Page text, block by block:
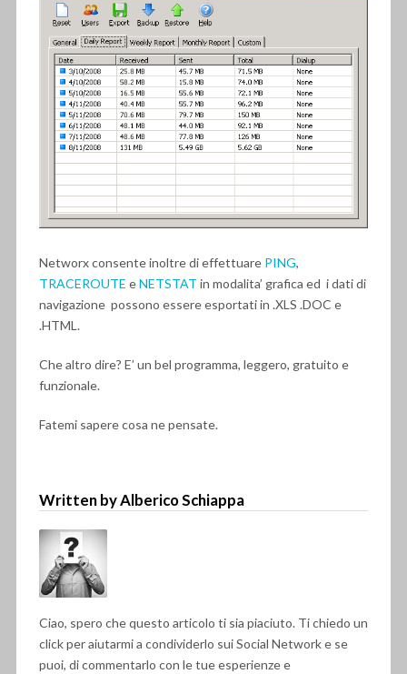
Networx consente inoltre di effettuare PING,
TRACEROUTE eNETSTAT in modalita’ grafica ed i dati di
navigazione possono essere esportati in .XLS .DOC e
.HTML.
Che altro dire? E’ un bel programma, leggero, gratuito e
funzionale.
Fatemi sapere cosa ne pensate.
Written by Alberico Schiappa
Ciao, spero che questo articolo ti sia piaciuto. Ti chiedo un
click per aiutarmi a condividerlo sui Social Network e se
puoi, di commentarlo con le tue esperienze e